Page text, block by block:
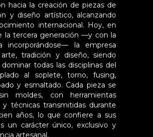
hacia la creación de piezas de
y diseño artístico, alcanzando
internacional. Hoy, en
la tercera generación —y con la
incorporándose— la empresa
tradición y diseño, siendo
todas las disciplinas del
al soplete, torno, fusing,
y esmaltado. Cada pieza se
moldes, con herramientas
y técnicas transmitidas durante
años, lo que confiere a sus
un carácter único, exclusivo y
artesanal.